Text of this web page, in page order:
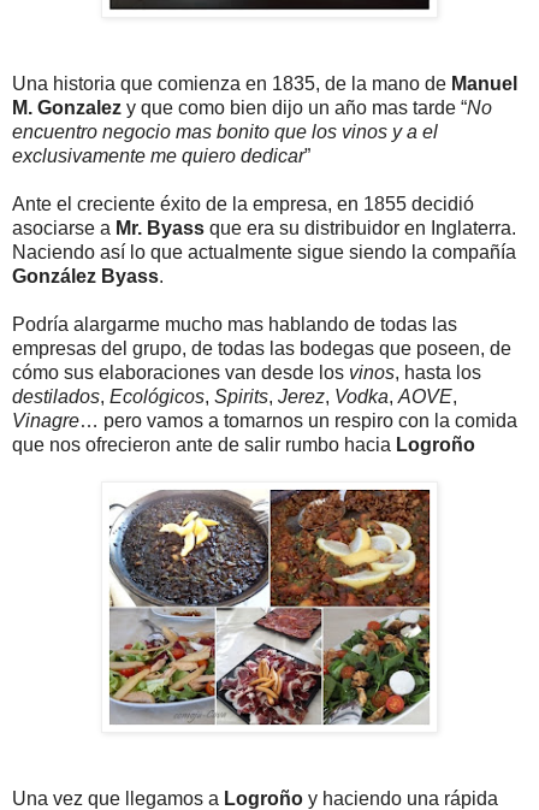
Una historia que comienza en 1835, de la mano de Manuel
M. Gonzalez y que como bien dijo un año mas tarde “No
encuentro negocio mas bonito que los vinos y a el
exclusivamente me quiero dedicar”
Ante el creciente éxito de la empresa, en 1855 decidió
asociarse a Mr. Byass que era su distribuidor en Inglaterra.
Naciendo así lo que actualmente sigue siendo la compañía
González Byass.
Podría alargarme mucho mas hablando de todas las
empresas del grupo, de todas las bodegas que poseen, de
cómo sus elaboraciones van desde los vinos, hasta los
destilados, Ecológicos, Spirits, Jerez, Vodka, AOVE,
Vinagre… pero vamos a tomarnos un respiro con la comida
que nos ofrecieron ante de salir rumbo hacia Logroño
Una vez que llegamos a Logroño y haciendo una rápida